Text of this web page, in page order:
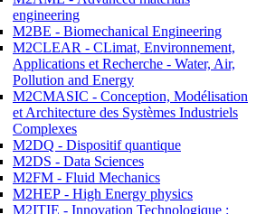
engineering
M2BE - Biomechanical Engineering
M2CLEAR - CLimat, Environnement,
Applications et Recherche - Water, Air,
Pollution and Energy
M2CMASIC - Conception, Modélisation
et Architecture des Systèmes Industriels
Complexes
M2DQ - Dispositif quantique
M2DS - Data Sciences
M2FM - Fluid Mechanics
M2HEP - High Energy physics
M2ITIE - Innovation Technologique :